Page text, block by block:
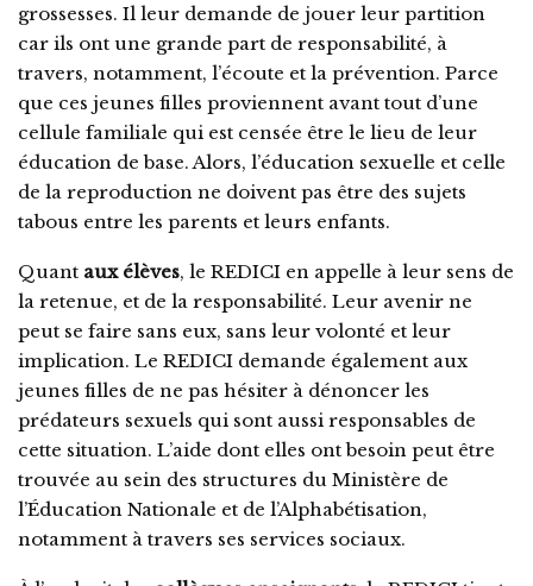
grossesses. Il leur demande de jouer leur partition
car ils ont une grande part de responsabilité, à
travers, notamment, l’écoute et la prévention. Parce
que ces jeunes filles proviennent avant tout d’une
cellule familiale qui est censée être le lieu de leur
éducation de base. Alors, l’éducation sexuelle et celle
de la reproduction ne doivent pas être des sujets
tabous entre les parents et leurs enfants.
Quant aux élèves, le REDICI en appelle à leur sens de
la retenue, et de la responsabilité. Leur avenir ne
peut se faire sans eux, sans leur volonté et leur
implication. Le REDICI demande également aux
jeunes filles de ne pas hésiter à dénoncer les
prédateurs sexuels qui sont aussi responsables de
cette situation. L’aide dont elles ont besoin peut être
trouvée au sein des structures du Ministère de
l’Éducation Nationale et de l’Alphabétisation,
notamment à travers ses services sociaux.